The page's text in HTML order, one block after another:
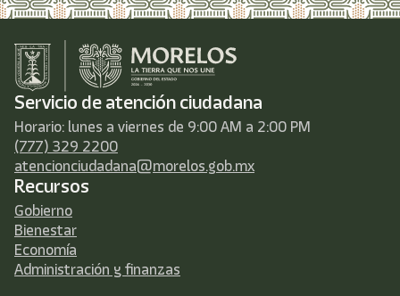
Servicio de atención ciudadana
Horario: lunes a viernes de 9:00 AM a 2:00 PM
(777) 329 2200
atencionciudadana@morelos.gob.mx
Recursos
Gobierno
Bienestar
Economía
Administración y finanzas